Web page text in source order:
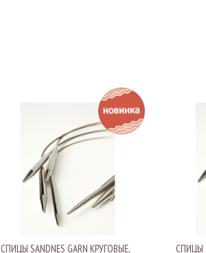
СПИЦЫ SANDNES GARN КРУГОВЫЕ,
СПИЦЫ